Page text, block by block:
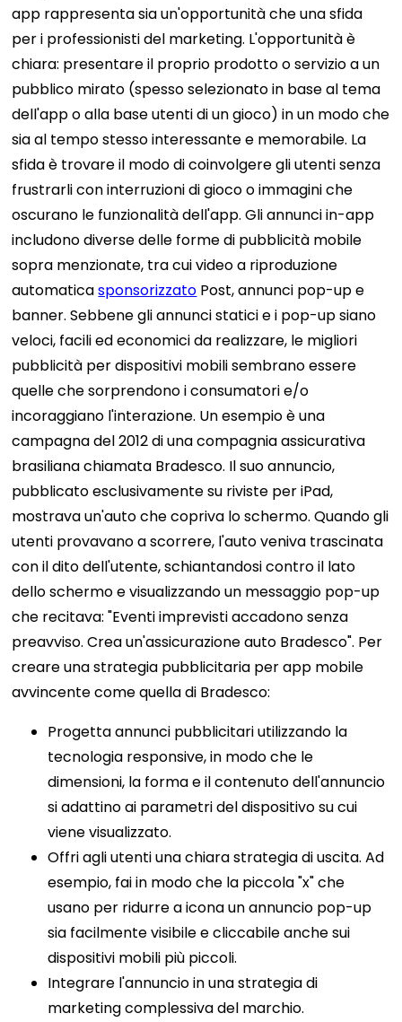
app rappresenta sia un'opportunità che una sfida
per i professionisti del marketing. L'opportunità è
chiara: presentare il proprio prodotto o servizio a un
pubblico mirato (spesso selezionato in base al tema
dell'app o alla base utenti di un gioco) in un modo che
sia al tempo stesso interessante e memorabile. La
sfida è trovare il modo di coinvolgere gli utenti senza
frustrarli con interruzioni di gioco o immagini che
oscurano le funzionalità dell'app. Gli annunci in-app
includono diverse delle forme di pubblicità mobile
sopra menzionate, tra cui video a riproduzione
automaticasponsorizzato Post, annunci pop-up e
banner. Sebbene gli annunci statici e i pop-up siano
veloci, facili ed economici da realizzare, le migliori
pubblicità per dispositivi mobili sembrano essere
quelle che sorprendono i consumatori e/o
incoraggiano l'interazione. Un esempio è una
campagna del 2012 di una compagnia assicurativa
brasiliana chiamata Bradesco. Il suo annuncio,
pubblicato esclusivamente su riviste per iPad,
mostrava un'auto che copriva lo schermo. Quando gli
utenti provavano a scorrere, l'auto veniva trascinata
con il dito dell'utente, schiantandosi contro il lato
dello schermo e visualizzando un messaggio pop-up
che recitava: "Eventi imprevisti accadono senza
preavviso. Crea un'assicurazione auto Bradesco". Per
creare una strategia pubblicitaria per app mobile
avvincente come quella di Bradesco:
Progetta annunci pubblicitari utilizzando la
tecnologia responsive, in modo che le
dimensioni, la forma e il contenuto dell'annuncio
si adattino ai parametri del dispositivo su cui
viene visualizzato.
Offri agli utenti una chiara strategia di uscita. Ad
esempio, fai in modo che la piccola "x" che
usano per ridurre a icona un annuncio pop-up
sia facilmente visibile e cliccabile anche sui
dispositivi mobili più piccoli.
Integrare l'annuncio in una strategia di
marketing complessiva del marchio.